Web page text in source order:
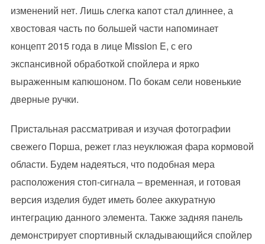
изменений нет. Лишь слегка капот стал длиннее, а
хвостовая часть по большей части напоминает
концепт 2015 года в лице Mission E, с его
экспансивной обработкой спойлера и ярко
выраженным капюшоном. По бокам сели новенькие
дверные ручки.
Пристальная рассматривая и изучая фотографии
свежего Порша, режет глаз неуклюжая фара кормовой
области. Будем надеяться, что подобная мера
расположения стоп-сигнала – временная, и готовая
версия изделия будет иметь более аккуратную
интеграцию данного элемента. Также задняя панель
демонстрирует спортивный складывающийся спойлер